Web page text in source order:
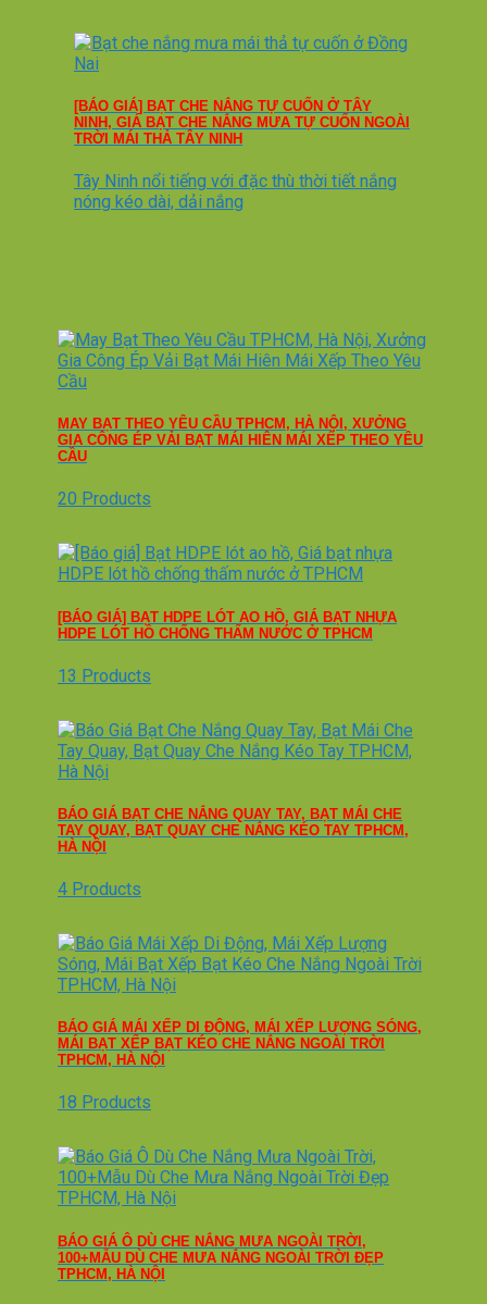
[BÁO GIÁ] BẠT CHE NẮNG TỰ CUỐN Ở TÂY
NINH, GIÁ BẠT CHE NẮNG MƯA TỰ CUỐN NGOÀI
TRỜI MÁI THẢ TÂY NINH
Tây Ninh nổi tiếng với đặc thù thời tiết nắng
nóng kéo dài, dải nắng
MAY BẠT THEO YÊU CẦU TPHCM, HÀ NỘI, XƯỞNG
GIA CÔNG ÉP VẢI BẠT MÁI HIÊN MÁI XẾP THEO YÊU
CẦU
20 Products
[BÁO GIÁ] BẠT HDPE LÓT AO HỒ, GIÁ BẠT NHỰA
HDPE LÓT HỒ CHỐNG THẤM NƯỚC Ở TPHCM
13 Products
BÁO GIÁ BẠT CHE NẮNG QUAY TAY, BẠT MÁI CHE
TAY QUAY, BẠT QUAY CHE NẮNG KÉO TAY TPHCM,
HÀ NỘI
4 Products
BÁO GIÁ MÁI XẾP DI ĐỘNG, MÁI XẾP LƯỢNG SÓNG,
MÁI BẠT XẾP BẠT KÉO CHE NẮNG NGOÀI TRỜI
TPHCM, HÀ NỘI
18 Products
BÁO GIÁ Ô DÙ CHE NẮNG MƯA NGOÀI TRỜI,
100+MẪU DÙ CHE MƯA NẮNG NGOÀI TRỜI ĐẸP
TPHCM, HÀ NỘI